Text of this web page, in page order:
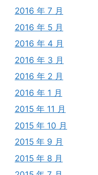
2016 年 7 月
2016 年 5 月
2016 年 4 月
2016 年 3 月
2016 年 2 月
2016 年 1 月
2015 年 11 月
2015 年 10 月
2015 年 9 月
2015 年 8 月